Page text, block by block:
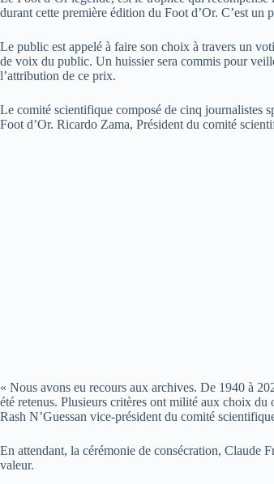
durant cette première édition du Foot d’Or. C’est un
Le public est appelé à faire son choix à travers un
de voix du public. Un huissier sera commis pour
l’attribution de ce prix.
Le comité scientifique composé de cinq journalistes
Foot d’Or. Ricardo Zama, Président du comité
« Nous avons eu recours aux archives. De 1940 à
été retenus. Plusieurs critères ont milité aux choix
Rash N’Guessan vice-président du comité
En attendant, la cérémonie de consécration, Claude
valeur.